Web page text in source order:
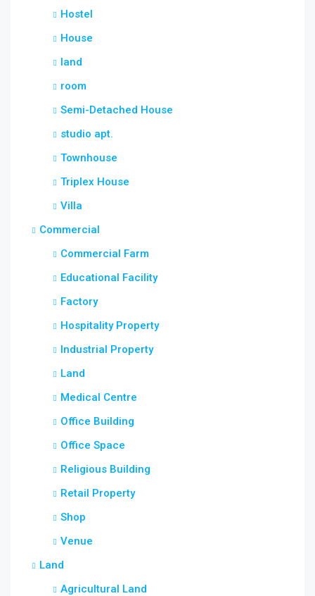
Hostel
House
land
room
Semi-Detached House
studio apt.
Townhouse
Triplex House
Villa
Commercial
Commercial Farm
Educational Facility
Factory
Hospitality Property
Industrial Property
Land
Medical Centre
Office Building
Office Space
Religious Building
Retail Property
Shop
Venue
Land
Agricultural Land